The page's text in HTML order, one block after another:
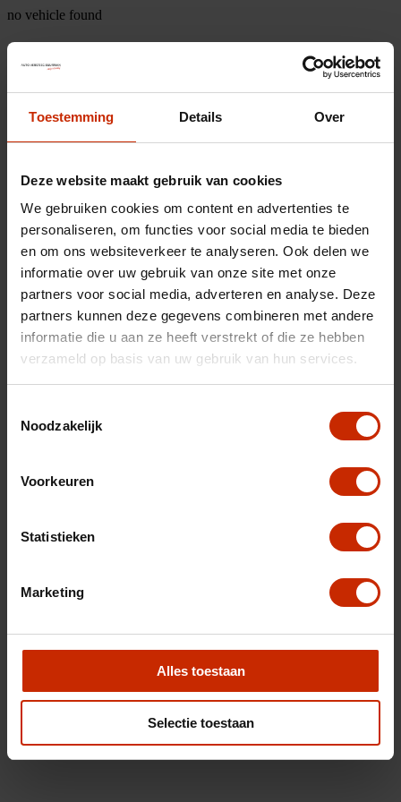
Toestemming Details Over
Deze website maakt gebruik van cookies
We gebruiken cookies om content en advertenties te
personaliseren, om functies voor social media te bieden
en om ons websiteverkeer te analyseren. Ook delen we
informatie over uw gebruik van onze site met onze
partners voor social media, adverteren en analyse. Deze
partners kunnen deze gegevens combineren met andere
informatie die u aan ze heeft verstrekt of die ze hebben
verzameld op basis van uw gebruik van hun services.
Noodzakelijk
Voorkeuren
Statistieken
Marketing
Alles toestaan
Selectie toestaan
no vehicle found